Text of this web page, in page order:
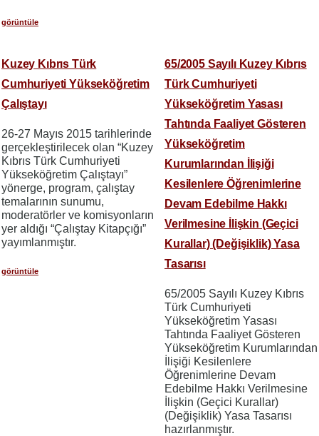
görüntüle
Kuzey Kıbrıs Türk
Cumhuriyeti Yükseköğretim
Çalıştayı
26-27 Mayıs 2015 tarihlerinde
gerçekleştirilecek olan “Kuzey
Kıbrıs Türk Cumhuriyeti
Yükseköğretim Çalıştayı”
yönerge, program, çalıştay
temalarının sunumu,
moderatörler ve komisyonların
yer aldığı “Çalıştay Kitapçığı”
yayımlanmıştır.
görüntüle
65/2005 Sayılı Kuzey Kıbrıs
Türk Cumhuriyeti
Yükseköğretim Yasası
Tahtında Faaliyet Gösteren
Yükseköğretim
Kurumlarından İlişiği
Kesilenlere Öğrenimlerine
Devam Edebilme Hakkı
Verilmesine İlişkin (Geçici
Kurallar) (Değişiklik) Yasa
Tasarısı
65/2005 Sayılı Kuzey Kıbrıs
Türk Cumhuriyeti
Yükseköğretim Yasası
Tahtında Faaliyet Gösteren
Yükseköğretim Kurumlarından
İlişiği Kesilenlere
Öğrenimlerine Devam
Edebilme Hakkı Verilmesine
İlişkin (Geçici Kurallar)
(Değişiklik) Yasa Tasarısı
hazırlanmıştır.